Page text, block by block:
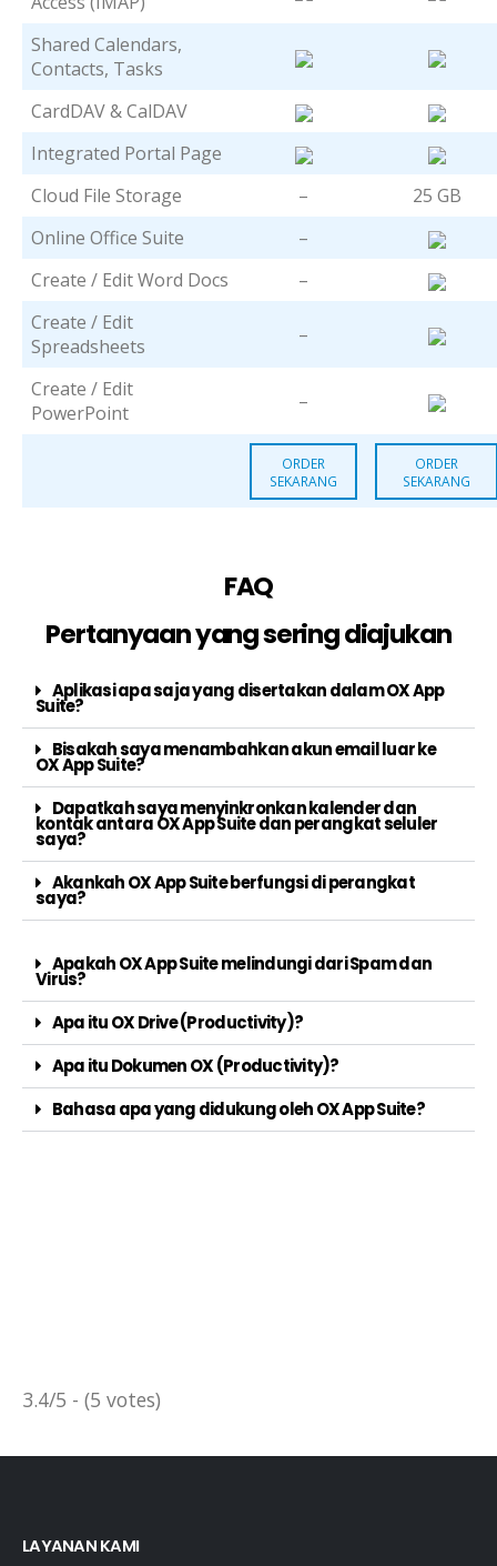
Shared Calendars,
Contacts, Tasks
CardDAV & CalDAV
Integrated Portal Page
Cloud File Storage
–
25 GB
Online Office Suite
–
Create / Edit Word Docs
–
Create / Edit
Spreadsheets
–
Create / Edit
PowerPoint
–
ORDER
SEKARANG
ORDER
SEKARANG
FAQ
Pertanyaan yang sering diajukan
Aplikasi apa saja yang disertakan dalam OX App
Suite?
Bisakah saya menambahkan akun email luar ke
OX App Suite?
Dapatkah saya menyinkronkan kalender dan
kontak antara OX App Suite dan perangkat seluler
saya?
Akankah OX App Suite berfungsi di perangkat
saya?
Apakah OX App Suite melindungi dari Spam dan
Virus?
Apa itu OX Drive (Productivity)?
Apa itu Dokumen OX (Productivity)?
Bahasa apa yang didukung oleh OX App Suite?
3.4/5 - (5 votes)
LAYANAN KAMI